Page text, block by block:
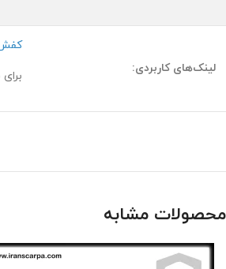
لینک‌های کاربردی:
کفش
محصولات مشابه